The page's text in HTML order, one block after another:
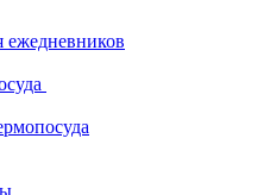
ежедневников